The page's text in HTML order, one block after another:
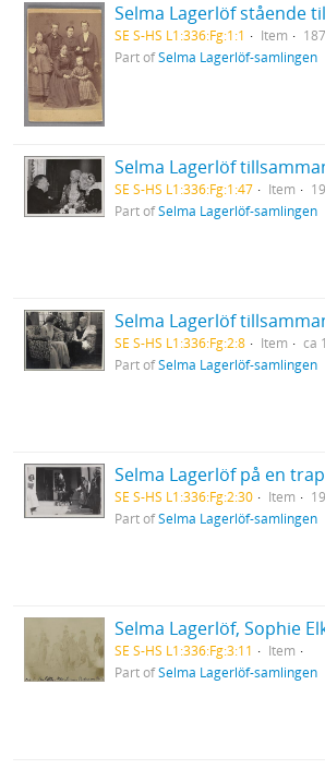
SE S-HS L1:336:Fg:1:1 Item
Part ofSelma Lagerlöf-samlingen
SE S-HS L1:336:Fg:1:47 Item
Part ofSelma Lagerlöf-samlingen
SE S-HS L1:336:Fg:2:8 Item
ca
Part ofSelma Lagerlöf-samlingen
SE S-HS L1:336:Fg:2:30 Item
Part ofSelma Lagerlöf-samlingen
SE S-HS L1:336:Fg:3:11
Item
Part ofSelma Lagerlöf-samlingen